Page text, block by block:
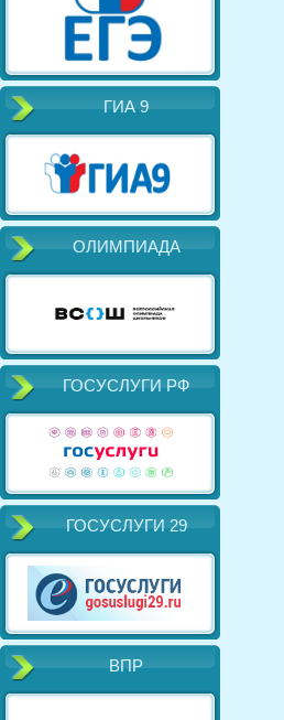
ГИА 9
ОЛИМПИАДА
ГОСУСЛУГИ РФ
ГОСУСЛУГИ 29
ВПР